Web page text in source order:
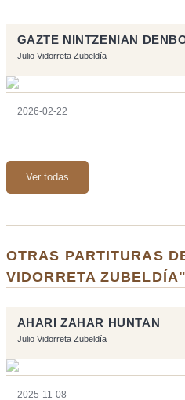
GAZTE NINTZENIAN
Julio Vidorreta Zubeldía
2026-02-22
Ver todas
OTRAS PARTITURAS
VIDORRETA ZUBELDÍA"
AHARI ZAHAR HUNTAN
Julio Vidorreta Zubeldía
2025-11-08